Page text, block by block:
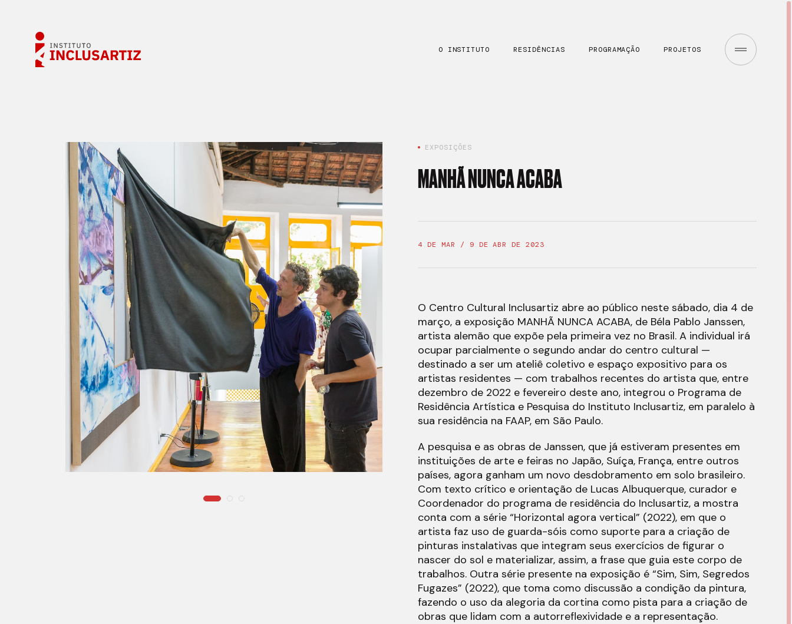
O INSTITUTO RESIDÊNCIAS PROGRAMAÇÃO PROJETOS
EXPOSIÇÕES
MANHÃ NUNCA ACABA
4 DE MAR / 9 DE ABR DE 2023
O Centro Cultural Inclusartiz abre ao público neste sábado, dia 4 de
março, a exposição MANHÃ NUNCA ACABA, de Béla Pablo Janssen,
artista alemão que expõe pela primeira vez no Brasil. A individual irá
ocupar parcialmente o segundo andar do centro cultural —
destinado a ser um ateliê coletivo e espaço expositivo para os
artistas residentes — com trabalhos recentes do artista que, entre
dezembro de 2022 e fevereiro deste ano, integrou o Programa de
Residência Artística e Pesquisa do Instituto Inclusartiz, em paralelo à
sua residência na FAAP, em São Paulo.
A pesquisa e as obras de Janssen, que já estiveram presentes em
instituições de arte e feiras no Japão, Suíça, França, entre outros
países, agora ganham um novo desdobramento em solo brasileiro.
Com texto crítico e orientação de Lucas Albuquerque, curador e
Coordenador do programa de residência do Inclusartiz, a mostra
conta com a série “Horizontal agora vertical” (2022), em que o
artista faz uso de guarda-sóis como suporte para a criação de
pinturas instalativas que integram seus exercícios de figurar o
nascer do sol e materializar, assim, a frase que guia este corpo de
trabalhos. Outra série presente na exposição é “Sim, Sim, Segredos
Fugazes” (2022), que toma como discussão a condição da pintura,
fazendo o uso da alegoria da cortina como pista para a criação de
obras que lidam com a autorreflexividade e a representação.